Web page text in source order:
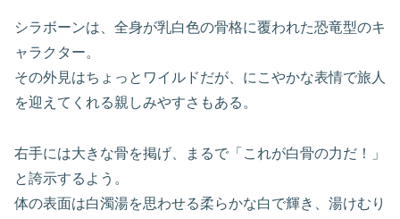
シラボーンは、全身が乳白色の骨格に覆われた恐竜型のキ
ャラクター。
その外見はちょっとワイルドだが、にこやかな表情で旅人
を迎えてくれる親しみやすさもある。
右手には大きな骨を掲げ、まるで「これが白骨の力だ！」
と誇示するよう。
体の表面は白濁湯を思わせる柔らかな白で輝き、湯けむり